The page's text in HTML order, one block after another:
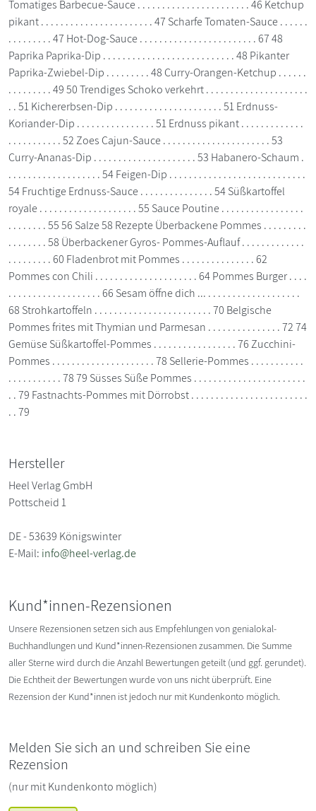
Tomatiges Barbecue-Sauce . . . . . . . . . . . . . . . . . . . . . . . 46 Ketchup
pikant . . . . . . . . . . . . . . . . . . . . . . . 47 Scharfe Tomaten-Sauce . . . . . .
. . . . . . . . . 47 Hot-Dog-Sauce . . . . . . . . . . . . . . . . . . . . . . . . 67 48
Paprika Paprika-Dip . . . . . . . . . . . . . . . . . . . . . . . . . . . 48 Pikanter
Paprika-Zwiebel-Dip . . . . . . . . . 48 Curry-Orangen-Ketchup . . . . . .
. . . . . . . . . 49 50 Trendiges Schoko verkehrt . . . . . . . . . . . . . . . . . . . . .
. . 51 Kichererbsen-Dip . . . . . . . . . . . . . . . . . . . . . . 51 Erdnuss-
Koriander-Dip . . . . . . . . . . . . . . . . 51 Erdnuss pikant . . . . . . . . . . . . .
. . . . . . . . . . . 52 Zoes Cajun-Sauce . . . . . . . . . . . . . . . . . . . . . . 53
Curry-Ananas-Dip . . . . . . . . . . . . . . . . . . . . . 53 Habanero-Schaum .
. . . . . . . . . . . . . . . . . . . 54 Feigen-Dip . . . . . . . . . . . . . . . . . . . . . . . . . . . .
54 Fruchtige Erdnuss-Sauce . . . . . . . . . . . . . . . 54 Süßkartoffel
royale . . . . . . . . . . . . . . . . . . . . 55 Sauce Poutine . . . . . . . . . . . . . . . . .
. . . . . . . . 55 56 Salze 58 Rezepte Überbackene Pommes . . . . . . . . .
. . . . . . . . 58 Überbackener Gyros- Pommes-Auflauf . . . . . . . . . . . . .
. . . . . . . . . 60 Fladenbrot mit Pommes . . . . . . . . . . . . . . . 62
Pommes con Chili . . . . . . . . . . . . . . . . . . . . . 64 Pommes Burger . . . .
. . . . . . . . . . . . . . . . . . . 66 Sesam öffne dich ... . . . . . . . . . . . . . . . . . . .
68 Strohkartoffeln . . . . . . . . . . . . . . . . . . . . . . . . 70 Belgische
Pommes frites mit Thymian und Parmesan . . . . . . . . . . . . . . . 72 74
Gemüse Süßkartoffel-Pommes . . . . . . . . . . . . . . . . . 76 Zucchini-
Pommes . . . . . . . . . . . . . . . . . . . . . 78 Sellerie-Pommes . . . . . . . . . . .
. . . . . . . . . . . 78 79 Süsses Süße Pommes . . . . . . . . . . . . . . . . . . . . . . .
. . 79 Fastnachts-Pommes mit Dörrobst . . . . . . . . . . . . . . . . . . . . . . . .
. . 79
Hersteller
Heel Verlag GmbH
Pottscheid 1
DE - 53639 Königswinter
E-Mail: info@heel-verlag.de
Kund*innen-Rezensionen
Unsere Rezensionen setzen sich aus Empfehlungen von genialokal-
Buchhandlungen und Kund*innen-Rezensionen zusammen. Die Summe
aller Sterne wird durch die Anzahl Bewertungen geteilt (und ggf. gerundet).
Die Echtheit der Bewertungen wurde von uns nicht überprüft. Eine
Rezension der Kund*innen ist jedoch nur mit Kundenkonto möglich.
Melden Sie sich an und schreiben Sie eine
Rezension
(nur mit Kundenkonto möglich)